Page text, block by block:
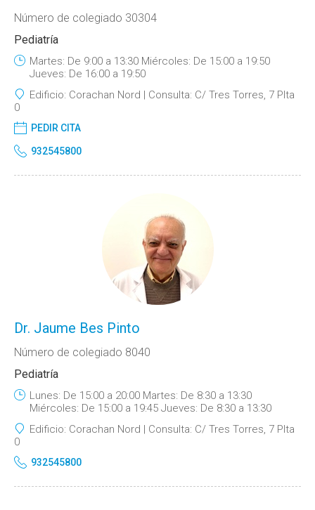
Número de colegiado 30304
Pediatría
Martes: De 9:00 a 13:30 Miércoles: De 15:00 a 19:50
Jueves: De 16:00 a 19:50
Edificio: Corachan Nord Consulta: C/ Tres Torres, 7 Plta
0
PEDIR CITA
932545800
Dr. Jaume Bes Pinto
Número de colegiado 8040
Pediatría
Lunes: De 15:00 a 20:00 Martes: De 8:30 a 13:30
Miércoles: De 15:00 a 19:45 Jueves: De 8:30 a 13:30
Edificio: Corachan Nord Consulta: C/ Tres Torres, 7 Plta
0
932545800